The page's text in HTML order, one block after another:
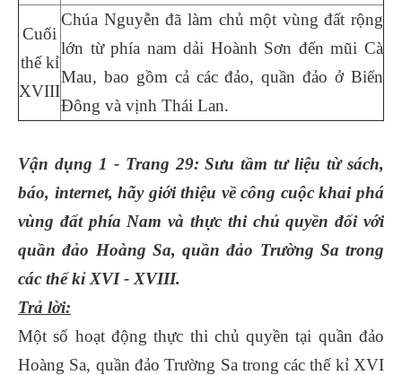
Cuối
thế kỉ
XVIII
Chúa Nguyễn đã làm chủ một vùng đất rộng
lớn từ phía nam dải Hoành Sơn đến mũi Cà
Mau, bao gồm cả các đảo, quần đảo ở Biển
Đông và vịnh Thái Lan.
Vận dụng 1 - Trang 29: Sưu tầm tư liệu từ sách,
báo, internet, hãy giới thiệu về công cuộc khai phá
vùng đất phía Nam và thực thi chủ quyền đối với
quần đảo Hoàng Sa, quần đảo Trường Sa trong
các thế kỉ XVI - XVIII.
Trả lời:
Một số hoạt động thực thi chủ quyền tại quần đảo
Hoàng Sa, quần đảo Trường Sa trong các thế kỉ XVI